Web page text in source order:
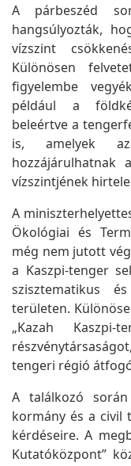
A párbeszéd
hangsúlyozták,
vízszint
Különösen
figyelembe
például a
beleértve a
is, amelyek
hozzájárulhatnak
vízszintjének
A
Ökológiai és
még nem jutott
a Kaszpi-tenger
szisztematikus
területen.
„Kazah Kaszpi-
tengeri régió
A találkozó
kormány és a civil
kérdéseire. A
Kutatóközpont”